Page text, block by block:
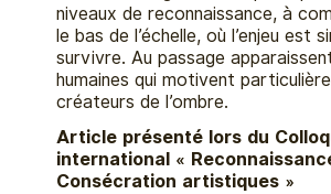
niveaux de reconnaissance, à
le bas de l’échelle, où l’enjeu est
survivre. Au passage
humaines qui motivent
créateurs de l’ombre.
Article présenté lors du
international «
Consécration artistiques »